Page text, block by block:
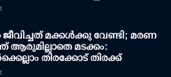
മക്കള്‍ക്കു വേണ്ടി; മരണ
ആരുമില്ലാതെ മടക്കം:
തിരക്കോട് തിരക്ക്